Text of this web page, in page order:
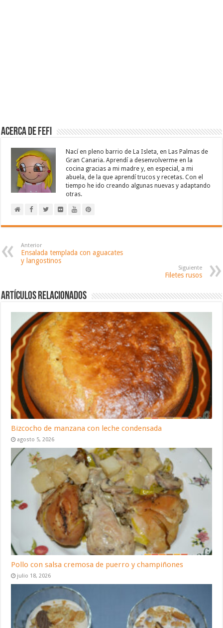
Acerca de Fefi
Nací en pleno barrio de La Isleta, en Las Palmas de
Gran Canaria. Aprendí a desenvolverme en la
cocina gracias a mi madre y, en especial, a mi
abuela, de la que aprendí trucos y recetas. Con el
tiempo he ido creando algunas nuevas y adaptando
otras.
Anterior
Ensalada templada con aguacates
y langostinos
Siguiente
Filetes rusos
Artículos relacionados
Bizcocho de manzana con leche condensada
agosto 5, 2026
Pollo con salsa cremosa de puerro y champiñones
julio 18, 2026